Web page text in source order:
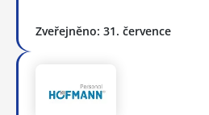
Zveřejněno: 31. července